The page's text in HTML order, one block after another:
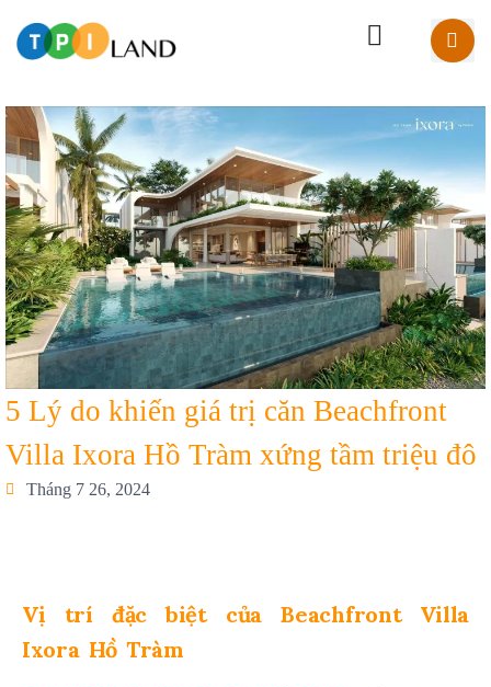
5 Lý do khiến giá trị căn Beachfront
Villa Ixora Hồ Tràm xứng tầm triệu đô
Tháng 7 26, 2024
Vị trí đặc biệt của Beachfront Villa
Ixora Hồ Tràm